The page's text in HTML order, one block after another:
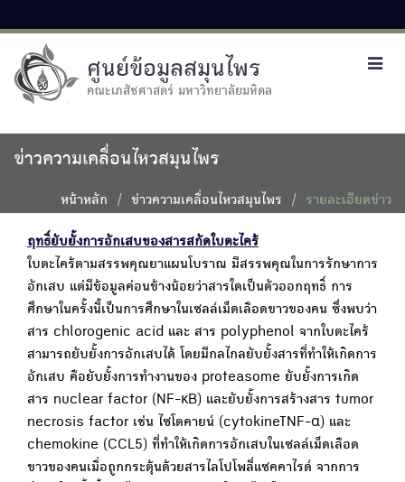
ศูนย์ข้อมูลสมุนไพร
คณะเภสัชศาสตร์ มหาวิทยาลัยมหิดล
ข่าวความเคลื่อนไหวสมุนไพร
หน้าหลัก ข่าวความเคลื่อนไหวสมุนไพร รายละเอียดข่าว
ฤทธิ์ยับยั้งการอักเสบของสารสกัดใบตะไคร้
ใบตะไคร้ตามสรรพคุณยาแผนโบราณ มีสรรพคุณในการรักษาการ
อักเสบ แต่มีข้อมูลค่อนข้างน้อยว่าสารใดเป็นตัวออกฤทธิ์ การ
ศึกษาในครั้งนี้เป็นการศึกษาในเซลล์เม็ดเลือดขาวของคน ซึ่งพบว่า
สาร chlorogenic acid และ สาร polyphenol จากใบตะไคร้
สามารถยับยั้งการอักเสบได้ โดยมีกลไกลยับยั้งสารที่ทำให้เกิดการ
อักเสบ คือยับยั้งการทำงานของ proteasome ยับยั้งการเกิด
สาร nuclear factor (NF-κB) และยับยั้งการสร้างสาร tumor
necrosis factor เช่น ไซโตคายน์ (cytokineTNF-α) และ
chemokine (CCL5) ที่ทำให้เกิดการอักเสบในเซลล์เม็ดเลือด
ขาวของคนเมื่อถูกกระตุ้นด้วยสารไลโปโพลี่แซคคาไรด์ จากการ